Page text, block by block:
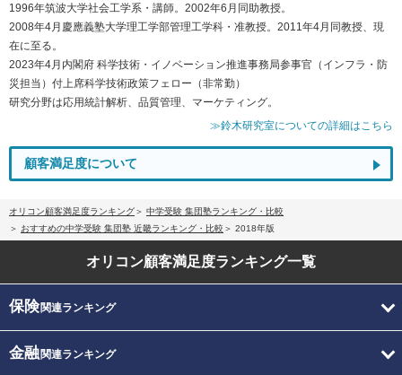
1996年筑波大学社会工学系・講師。2002年6月同助教授。
2008年4月慶應義塾大学理工学部管理工学科・准教授。2011年4月同教授、現
在に至る。
2023年4月内閣府 科学技術・イノベーション推進事務局参事官（インフラ・防
災担当）付上席科学技術政策フェロー（非常勤）
研究分野は応用統計解析、品質管理、マーケティング。
≫鈴木研究室についての詳細はこちら
顧客満足度について
オリコン顧客満足度ランキング
中学受験 集団塾ランキング・比較
おすすめの中学受験 集団塾 近畿ランキング・比較
2018年版
オリコン顧客満足度ランキング一覧
保険関連ランキング
金融関連ランキング